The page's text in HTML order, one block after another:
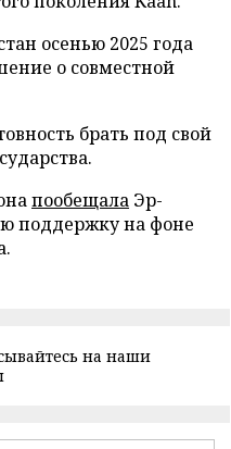
осенью 2025 года
о совместной
брать под свой
пообещала Эр-
поддержку на фоне
на наши